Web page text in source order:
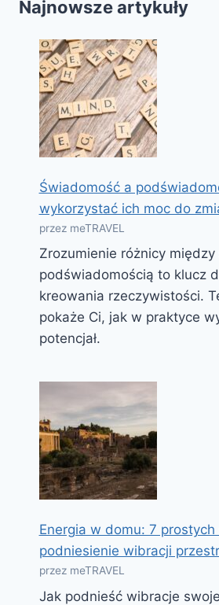
Najnowsze artykuły
Świadomość a
wykorzystać ich moc do
przez meTRAVEL
Zrozumienie różnicy
podświadomością to klucz
kreowania rzeczywistości.
pokaże Ci, jak w praktyce
potencjał.
Energia w domu: 7
podniesienie wibracji
przez meTRAVEL
Jak podnieść wibracje